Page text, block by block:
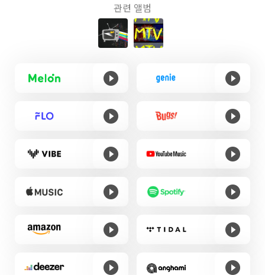
관련 앨범